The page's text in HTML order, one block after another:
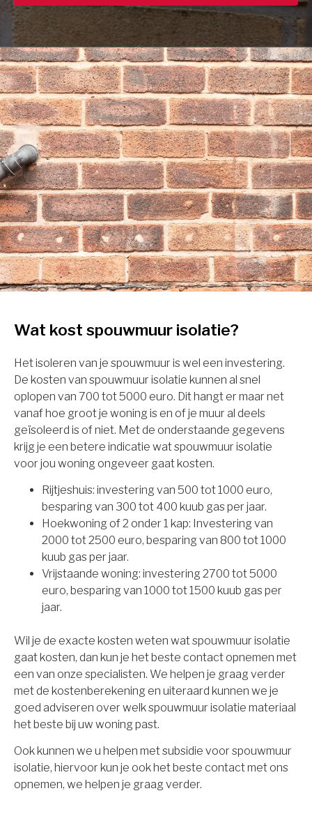
Wat kost spouwmuur isolatie?
Het isoleren van je spouwmuur is wel een investering.
De kosten van spouwmuur isolatie kunnen al snel
oplopen van 700 tot 5000 euro. Dit hangt er maar net
vanaf hoe groot je woning is en of je muur al deels
geïsoleerd is of niet. Met de onderstaande gegevens
krijg je een betere indicatie wat spouwmuur isolatie
voor jou woning ongeveer gaat kosten.
Rijtjeshuis: investering van 500 tot 1000 euro,
besparing van 300 tot 400 kuub gas per jaar.
Hoekwoning of 2 onder 1 kap: Investering van
2000 tot 2500 euro, besparing van 800 tot 1000
kuub gas per jaar.
Vrijstaande woning: investering 2700 tot 5000
euro, besparing van 1000 tot 1500 kuub gas per
jaar.
Wil je de exacte kosten weten wat spouwmuur isolatie
gaat kosten, dan kun je het beste contact opnemen met
een van onze specialisten. We helpen je graag verder
met de kostenberekening en uiteraard kunnen we je
goed adviseren over welk spouwmuur isolatie materiaal
het beste bij uw woning past.
Ook kunnen we u helpen met subsidie voor spouwmuur
isolatie, hiervoor kun je ook het beste contact met ons
opnemen, we helpen je graag verder.